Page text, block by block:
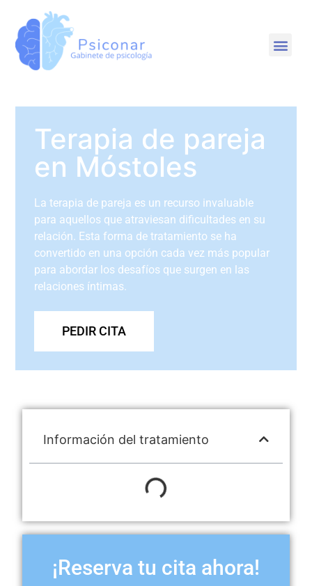
Terapia de pareja
en Móstoles
La terapia de pareja es un recurso invaluable
para aquellos que atraviesan dificultades en su
relación. Esta forma de tratamiento se ha
convertido en una opción cada vez más popular
para abordar los desafíos que surgen en las
relaciones íntimas.
PEDIR CITA
Información del tratamiento
¡Reserva tu cita ahora!